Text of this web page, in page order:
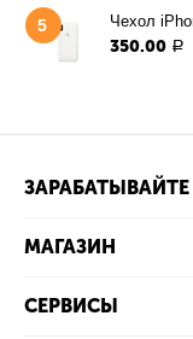
5 Чехол
350.00 Р
МАГАЗИН
СЕРВИСЫ